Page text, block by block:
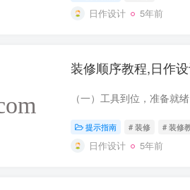
日作设计 5年前
装修顺序教程,日作
提示指南 # 装修 # 装修
日作设计 5年前